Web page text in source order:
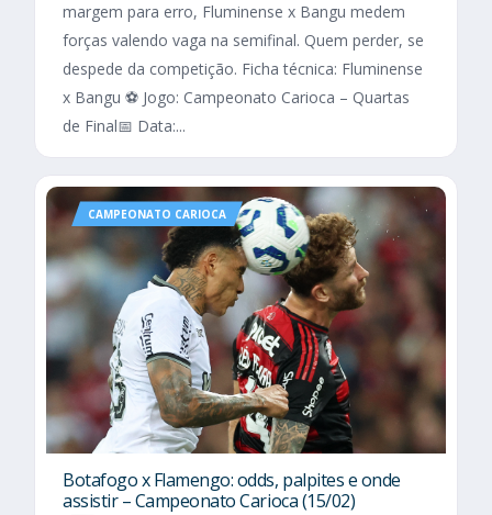
margem para erro, Fluminense x Bangu medem
forças valendo vaga na semifinal. Quem perder, se
despede da competição. Ficha técnica: Fluminense
x Bangu ⚽ Jogo: Campeonato Carioca – Quartas
de Final📅 Data:...
CAMPEONATO CARIOCA
Botafogo x Flamengo: odds, palpites e onde
assistir – Campeonato Carioca (15/02)